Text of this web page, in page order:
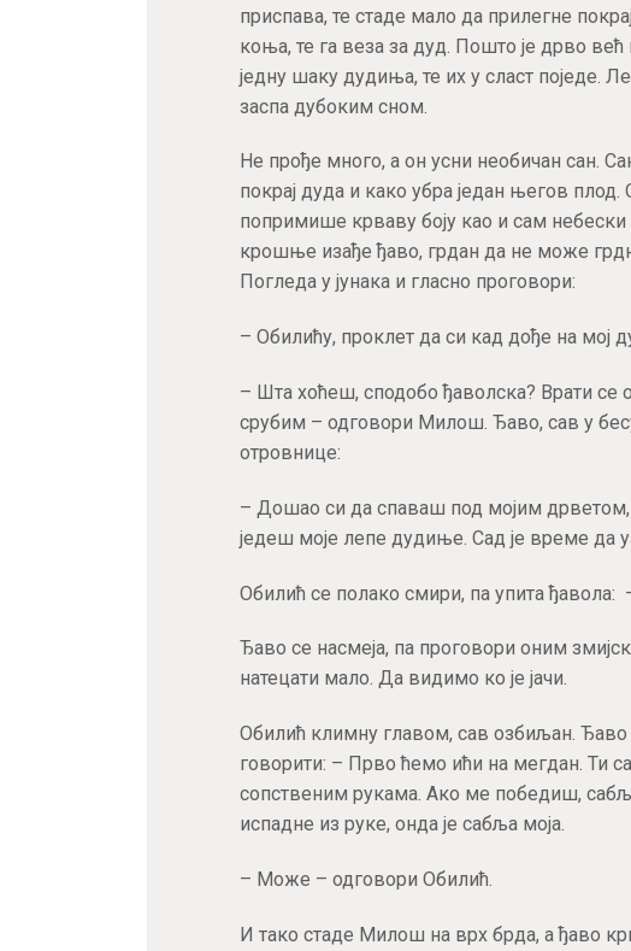
приспава, те стаде мало да прилегне
коња, те га веза за дуд. Пошто је дрво
једну шаку дудиња, те их у сласт
заспа дубоким сном.
Не прође много, а он усни необичан сан.
покрај дуда и како убра један његов
попримише крваву боју као и сам небески
крошње изађе ђаво, грдан да не може
Погледа у јунака и гласно проговори:
– Обилићу, проклет да си кад дође на мој
– Шта хоћеш, сподобо ђаволска? Врати се
срубим – одговори Милош. Ђаво, сав у
отровнице:
– Дошао си да спаваш под мојим дрветом,
једеш моје лепе дудиње. Сад је време да
Обилић се полако смири, па упита
Ђаво се насмеја, па проговори оним
натецати мало. Да видимо ко је јачи.
Обилић климну главом, сав озбиљан. Ђаво
говорити: – Прво ћемо ићи на мегдан. Ти
сопственим рукама. Ако ме победиш, сабља
испадне из руке, онда је сабља моја.
– Може – одговори Обилић.
И тако стаде Милош на врх брда, а ђаво